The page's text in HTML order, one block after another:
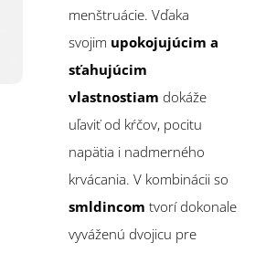
menštruácie. Vďaka
svojim upokojujúcim a
sťahujúcim
vlastnostiam dokáže
uľaviť od kŕčov, pocitu
napätia i nadmerného
krvácania. V kombinácii so
smldincom tvorí dokonale
vyváženú dvojicu pre